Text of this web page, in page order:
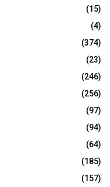
(15)
(4)
(374)
(23)
(246)
(256)
(97)
(94)
(64)
(185)
(157)